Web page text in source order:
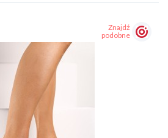
Znajdź
podobne